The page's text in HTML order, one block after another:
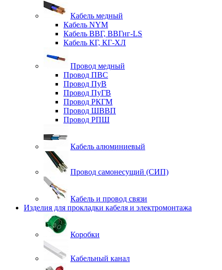
Кабель медный
Кабель NYM
Кабель ВВГ, ВВГнг-LS
Кабель КГ, КГ-ХЛ
Провод медный
Провод ПВС
Провод ПуВ
Провод ПуГВ
Провод РКГМ
Провод ШВВП
Провод РПШ
Кабель алюминиевый
Провод самонесущий (СИП)
Кабель и провод связи
Изделия для прокладки кабеля и электромонтажа
Коробки
Кабельный канал